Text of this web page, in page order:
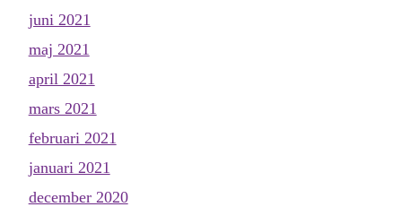
juni 2021
maj 2021
april 2021
mars 2021
februari 2021
januari 2021
december 2020